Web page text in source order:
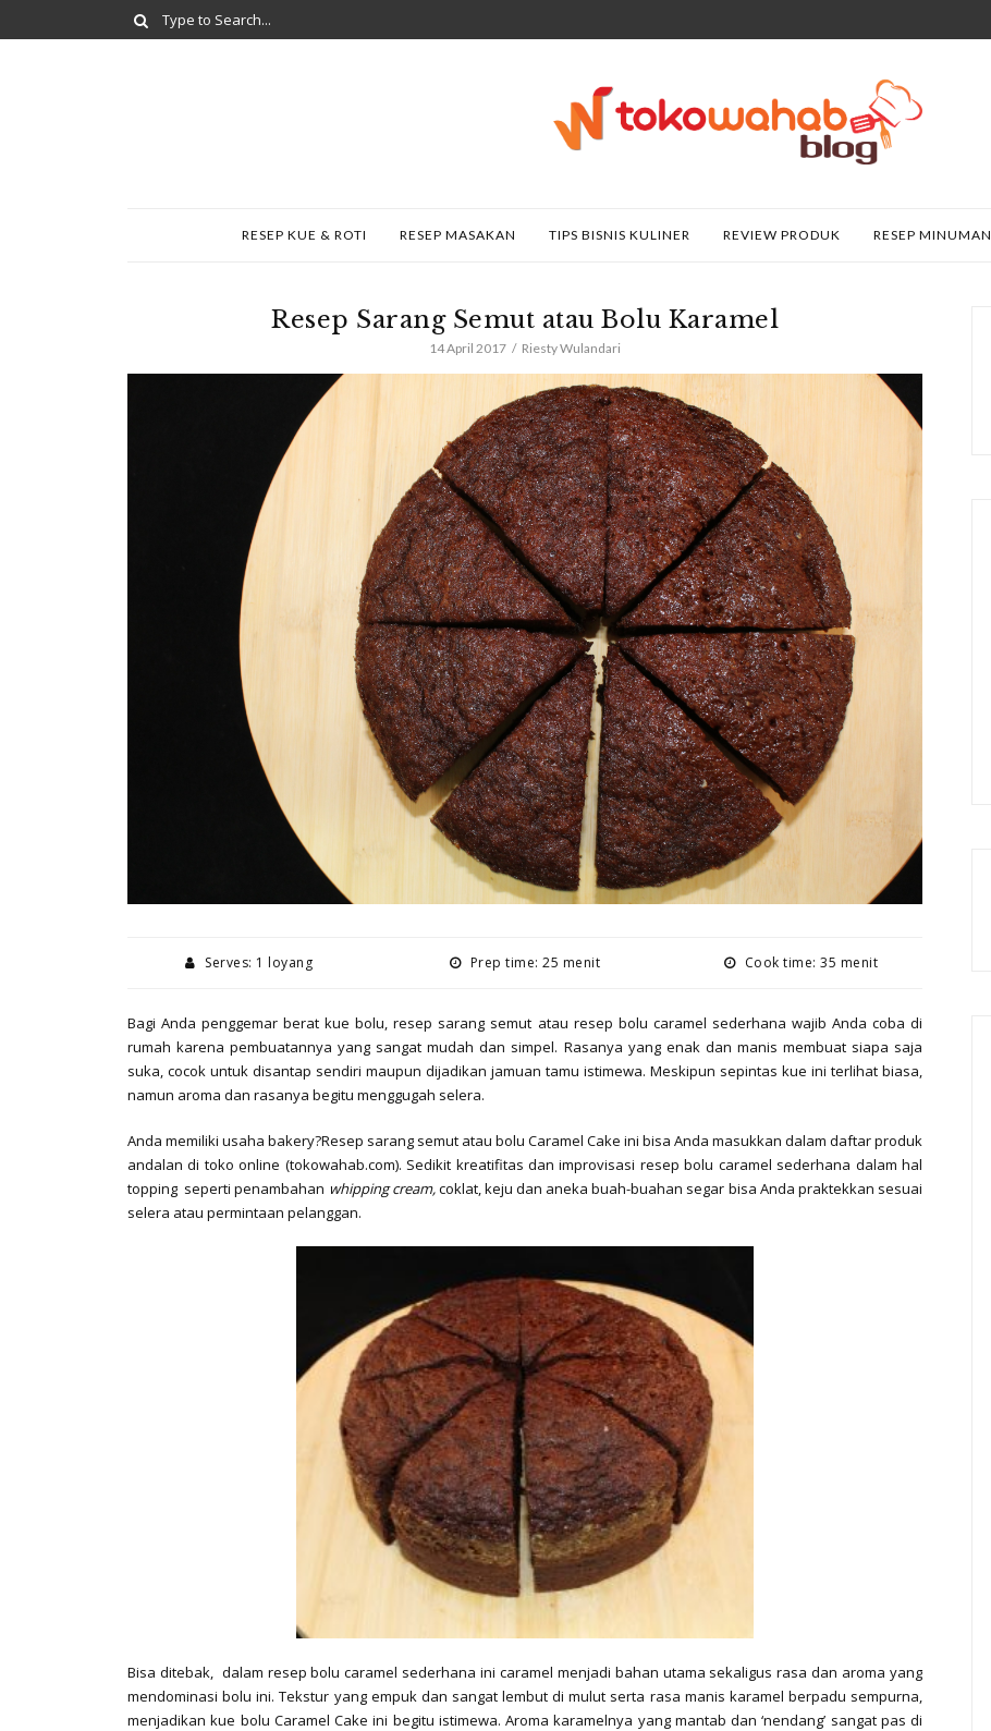
RESEP KUE & ROTI RESEP MASAKAN TIPS BISNIS KULINER REVIEW PRODUK RESEP MINUMAN
Resep Sarang Semut atau Bolu Karamel
14 April 2017 Riesty Wulandari
Serves: 1 loyang Prep time: 25 menit Cook time: 35 menit
Bagi Anda penggemar berat kue bolu, resep sarang semut atau resep bolu caramel sederhana wajib Anda coba di
rumah karena pembuatannya yang sangat mudah dan simpel. Rasanya yang enak dan manis membuat siapa saja
suka, cocok untuk disantap sendiri maupun dijadikan jamuan tamu istimewa. Meskipun sepintas kue ini terlihat biasa,
namun aroma dan rasanya begitu menggugah selera.
Anda memiliki usaha bakery?Resep sarang semut atau bolu Caramel Cake ini bisa Anda masukkan dalam daftar produk
andalan di toko online (tokowahab.com). Sedikit kreatifitas dan improvisasi resep bolu caramel sederhana dalam hal
topping seperti penambahan whipping cream,coklat, keju dan aneka buah-buahan segar bisa Anda praktekkan sesuai
selera atau permintaan pelanggan.
Bisa ditebak, dalam resep bolu caramel sederhana ini caramel menjadi bahan utama sekaligus rasa dan aroma yang
mendominasi bolu ini. Tekstur yang empuk dan sangat lembut di mulut serta rasa manis karamel berpadu sempurna,
menjadikan kue bolu Caramel Cake ini begitu istimewa. Aroma karamelnya yang mantab dan ‘nendang’ sangat pas di